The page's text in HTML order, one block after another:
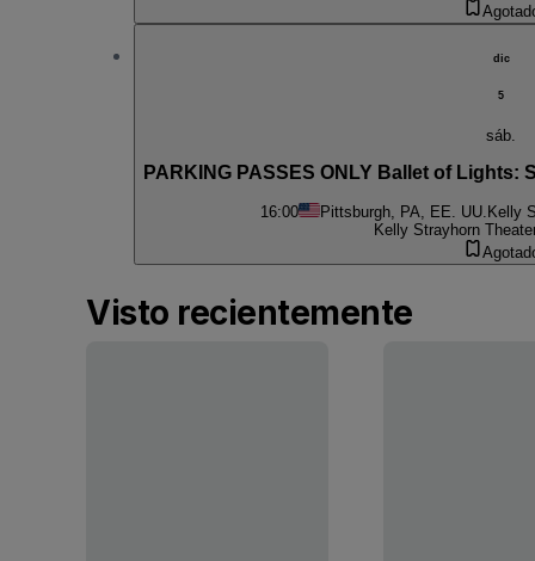
dic
5
sáb.
PARKING PASSES ONLY Ballet of
16:00 Pittsburgh, PA, EE. UU. Kelly
Kelly Strayhorn
Visto recientemente